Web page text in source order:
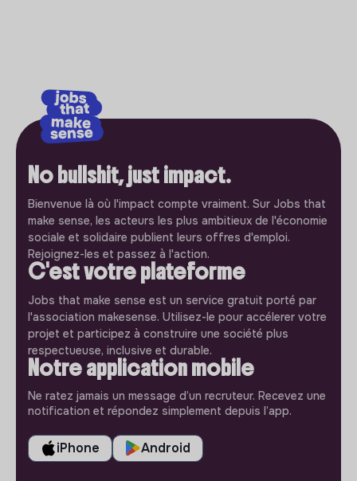
No bullshit, just impact.
Bienvenue là où l'impact compte vraiment. Sur Jobs that
make sense, les acteurs les plus ambitieux de l'économie
sociale et solidaire publient leurs offres d'emploi.
Rejoignez-les et passez à l'action.
C'est votre plateforme
Jobs that make sense est un service gratuit porté par
l'association makesense. Utilisez-le pour accélerer votre
projet et participez à construire une société plus
respectueuse, inclusive et durable.
Notre application mobile
Ne ratez jamais un message d’un recruteur. Recevez une
notification et répondez simplement depuis l’app.
iPhone Android